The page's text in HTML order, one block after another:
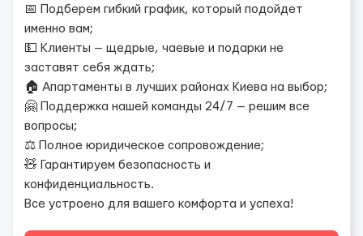
📅 Подберем гибкий график, который подойдет
именно вам;
💵 Клиенты — щедрые, чаевые и подарки не
заставят себя ждать;
🏠 Апартаменты в лучших районах Киева на выбор;
🤗 Поддержка нашей команды 24/7 — решим все
вопросы;
⚖️ Полное юридическое сопровождение;
🧸 Гарантируем безопасность и
конфиденциальность.
Все устроено для вашего комфорта и успеха!